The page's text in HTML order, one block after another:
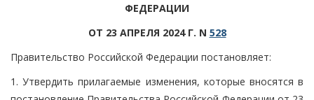
ФЕДЕРАЦИИ
ОТ 23 АПРЕЛЯ 2024 Г. N 528
Правительство Российской Федерации постановляет:
1. Утвердить прилагаемые изменения, которые вносятся в